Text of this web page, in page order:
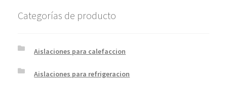
Categorías de producto
Aislaciones para calefaccion
Aislaciones para refrigeracion